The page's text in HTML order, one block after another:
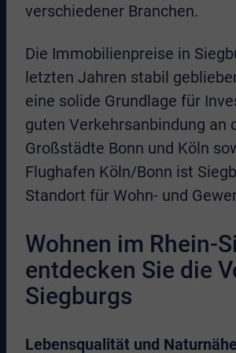
verschiedener Branchen.
Die Immobilienpreise in
letzten Jahren stabil
eine solide Grundlage für
guten Verkehrsanbindung an
Großstädte Bonn und Köln
Flughafen Köln/Bonn ist
Standort für Wohn- und
Wohnen im Rhein-
entdecken Sie die
Siegburgs
Lebensqualität und Naturnähe